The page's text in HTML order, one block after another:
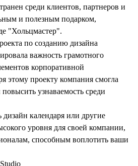
среди клиентов, партнеров и
и полезным подарком,
"Хольцмастер".
по созданию дизайна
важность грамотного
корпоративной
этому проекту компания смогла
узнаваемость среди
дизайн календаря или другие
уровня для своей компании,
способным воплотить ваши